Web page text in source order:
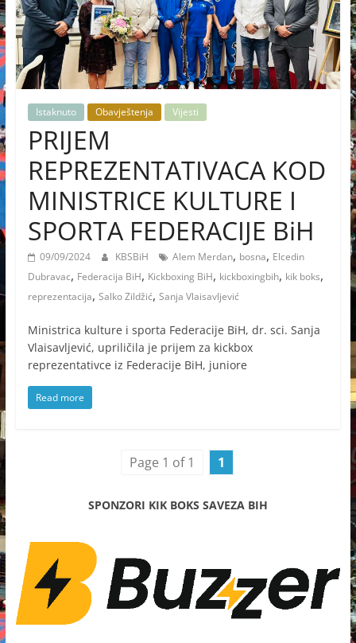
Istaknuto Obavještenja Vijesti
PRIJEM
REPREZENTATIVACA KOD
MINISTRICE KULTURE I
SPORTA FEDERACIJE BiH
09/09/2024 KBSBiH Alem Merdan, bosna, Elcedin
Dubravac, Federacija BiH, Kickboxing BiH, kickboxingbih, kik boks,
reprezentacija, Salko Zildžić, Sanja Vlaisavljević
Ministrica kulture i sporta Federacije BiH, dr. sci. Sanja
Vlaisavljević, upriličila je prijem za kickbox
reprezentativce iz Federacije BiH, juniore
Read more
Page 1 of 1 1
SPONZORI KIK BOKS SAVEZA BIH